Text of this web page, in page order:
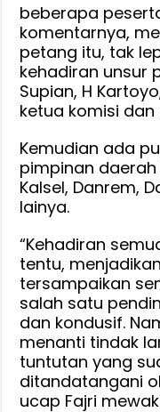
beberapa
komentarnya,
petang itu, tak
kehadiran unsur
Supian, H
ketua komisi dan
Kemudian ada
pimpinan
Kalsel, Danrem,
lainya.
“Kehadiran
tentu,
tersampaikan
salah satu
dan kondusif.
menanti tindak
tuntutan yang
ditandatangani
ucap Fajri